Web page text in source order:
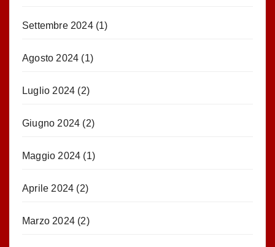
Settembre 2024(1)
Agosto 2024 (1)
Luglio 2024 (2)
Giugno 2024 (2)
Maggio 2024 (1)
Aprile 2024 (2)
Marzo 2024 (2)